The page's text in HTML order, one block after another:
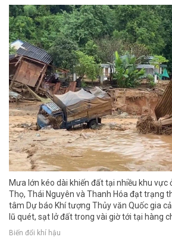
Mưa lớn kéo dài khiến đất tại nhiều khu vực
Thọ, Thái Nguyên và Thanh Hóa đạt trạng
tâm Dự báo Khí tượng Thủy văn Quốc gia
lũ quét, sạt lở đất trong vài giờ tới tại hàng
Biến đổi khí hậu